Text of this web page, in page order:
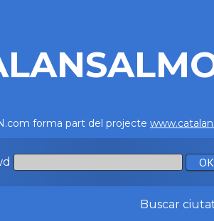
forma part del projecte
Buscar